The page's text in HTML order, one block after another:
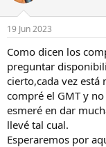
19 Jun 2023
Como dicen los
preguntar
cierto,cada vez está
compré el GMT y
esmeré en dar
llevé tal cual.
Esperaremos por